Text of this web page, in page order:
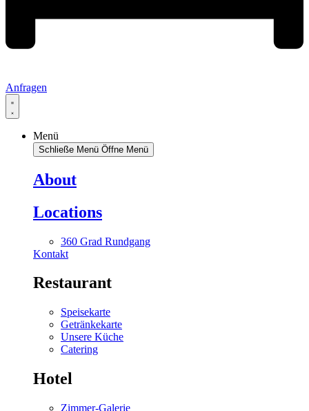
Anfragen
Menü
Schließe Menü Öffne Menü
About
Locations
360 Grad Rundgang
Kontakt
Restaurant
Speisekarte
Getränkekarte
Unsere Küche
Catering
Hotel
Zimmer-Galerie